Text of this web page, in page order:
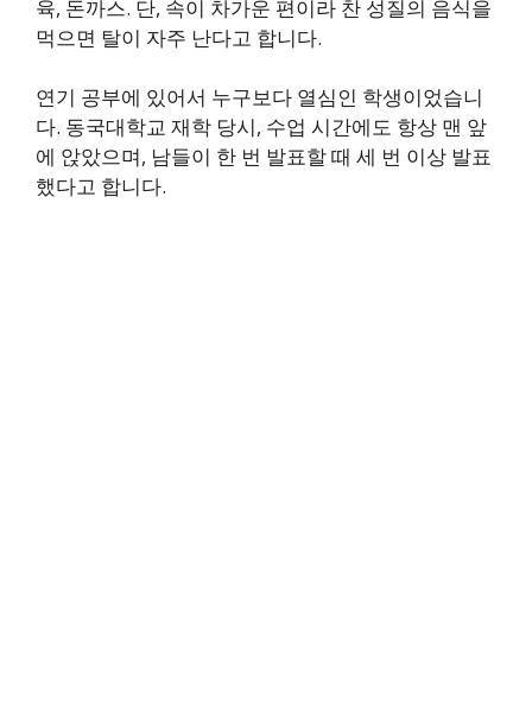
육, 돈까스. 단, 속이 차가운 편이라 찬 성질의 음식을
먹으면 탈이 자주 난다고 합니다.
연기 공부에 있어서 누구보다 열심인 학생이었습니
다. 동국대학교 재학 당시, 수업 시간에도 항상 맨 앞
에 앉았으며, 남들이 한 번 발표할 때 세 번 이상 발표
했다고 합니다.